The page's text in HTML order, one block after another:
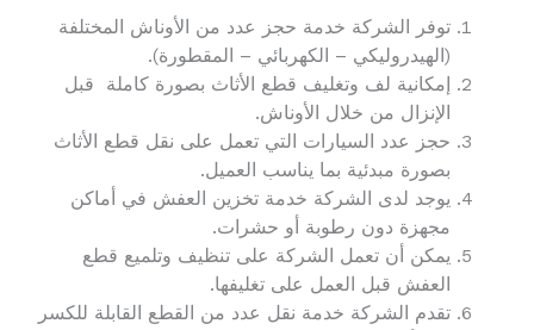
توفر الشركة خدمة حجز عدد من الأوناش المختلفة
(الهيدروليكي – الكهربائي – المقطورة).
إمكانية لف وتغليف قطع الأثاث بصورة كاملة قبل
الإنزال من خلال الأوناش.
حجز عدد السيارات التي تعمل على نقل قطع الأثاث
بصورة مبدئية بما يناسب العميل.
يوجد لدى الشركة خدمة تخزين العفش في أماكن
مجهزة دون رطوبة أو حشرات.
يمكن أن تعمل الشركة على تنظيف وتلميع قطع
العفش قبل العمل على تغليفها.
تقدم الشركة خدمة نقل عدد من القطع القابلة للكسر